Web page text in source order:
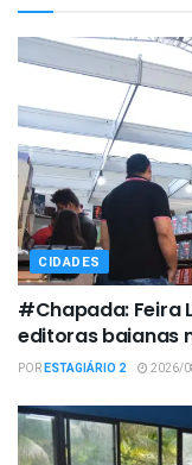
CIDADES
#Chapada: Feira
editoras baianas
PORESTAGIÁRIO 2 2026/